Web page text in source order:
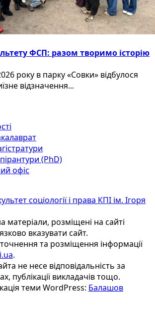
ФСП: разом творимо історію
року в парку «Совки» відбулося
відзначення...
(PhD)
офіс
соціології і права КПІ ім. Ігоря
матеріали, розміщені на сайті
вказувати сайт.
та розміщення інформації
.
не несе відповідальність за
публікації викладачів тощо.
теми WordPress: Балашов